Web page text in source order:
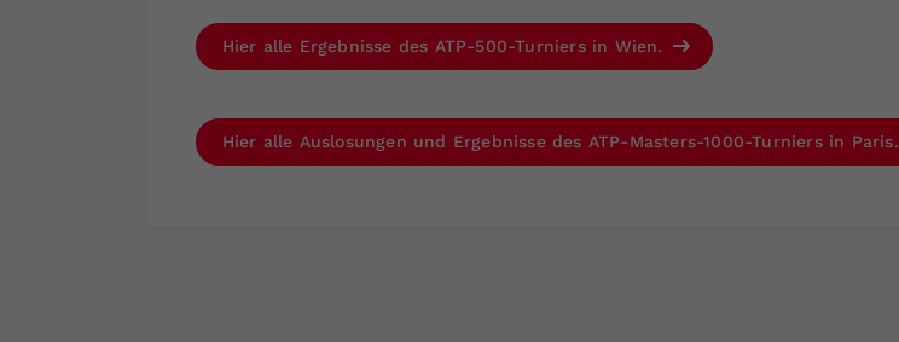
Hier alle Ergebnisse des ATP-500-Turniers in Wien.
Hier alle Auslosungen und Ergebnisse des ATP-Masters-1000-Turniers in Paris.